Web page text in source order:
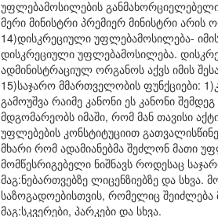
უფლებამოსილების
მერი მინისტრი პრემიერ მინისტრი არის
14)დისკრეციული უფლებამოსილება-
დისკრეციული უფლებამოსილება.
ადმინისტრაციულ ორგანოს აქვს იმის
15)საჯარო მმართველობის ფუნქციები:
გამოუშვა რაიმე კანონი ეს კანონი
მდგომარეობს იმაში, რომ მან თავისი
უფლებების კონსტიტუციით
მხარი რომ ადამიანებმა შეძლონ მათი
მომწესრიგებელი ნიშნავს როდესაც
მაგ:ნებართვებზე ლიცენზიებზე და
საზოგადოებისთვის, რომელიც შეიძლება
მაგ:სკვერები, პარკები და სხვა.